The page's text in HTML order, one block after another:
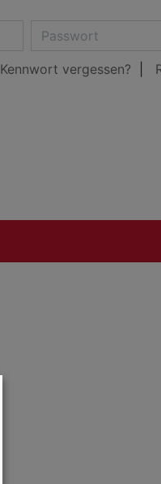
Kennwort vergessen?